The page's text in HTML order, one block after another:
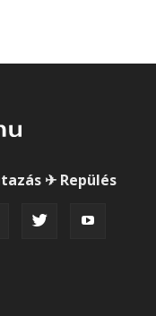
✈ Repülés